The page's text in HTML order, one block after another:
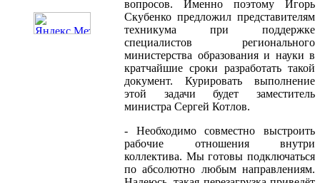
вопросов. Именно поэтому Игорь
Скубенко предложил представителям
техникума при поддержке
специалистов регионального
министерства образования и науки в
кратчайшие сроки разработать такой
документ. Курировать выполнение
этой задачи будет заместитель
министра Сергей Котлов.
- Необходимо совместно выстроить
рабочие отношения внутри
коллектива. Мы готовы подключаться
по абсолютно любым направлениям.